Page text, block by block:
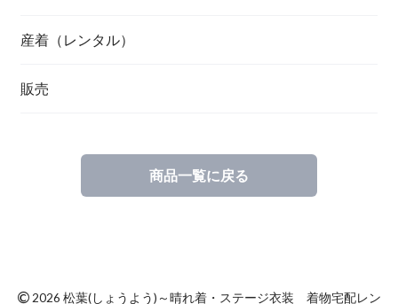
産着（レンタル）
販売
商品一覧に戻る
© 2026 松葉(しょうよう)～晴れ着・ステージ衣装 着物宅配レン